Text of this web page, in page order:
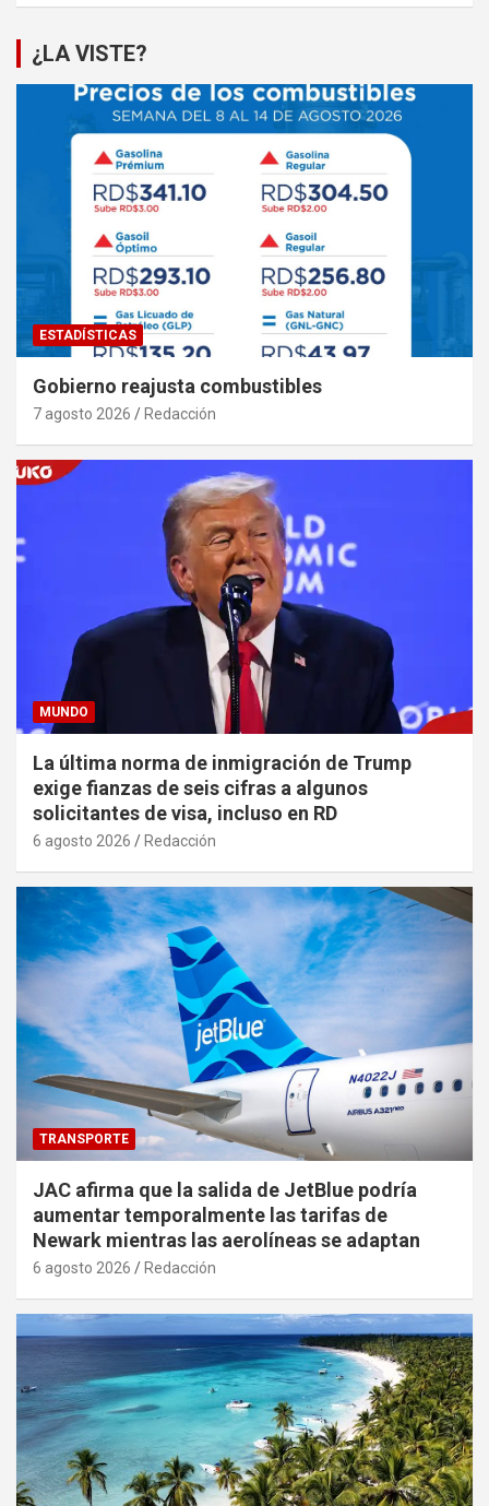
¿LA VISTE?
ESTADÍSTICAS
Gobierno reajusta combustibles
7 agosto 2026 Redacción
MUNDO
La última norma de inmigración de Trump
exige fianzas de seis cifras a algunos
solicitantes de visa, incluso en RD
6 agosto 2026 Redacción
TRANSPORTE
JAC afirma que la salida de JetBlue podría
aumentar temporalmente las tarifas de
Newark mientras las aerolíneas se adaptan
6 agosto 2026 Redacción